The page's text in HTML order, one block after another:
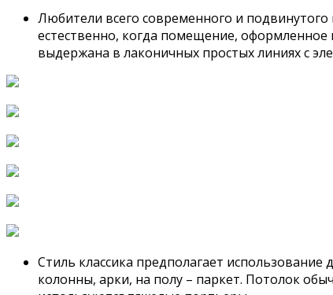
Любители всего современного и
естественно, когда помещение,
выдержана в лаконичных простых линиях с
Стиль классика предполагает
колонны, арки, на полу – паркет. Потолок